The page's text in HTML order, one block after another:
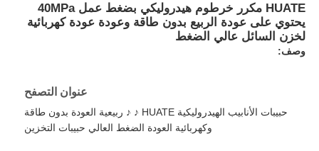
HUATE مكرر خرطوم هيدروليكي بضغط عمل 40MPa
يحتوي على عودة الربيع بدون طاقة وعودة عودة كهربائية
لخزن السائل عالي الضغط
وصف:
عنوان التصفح
حبيبات الأنابيب الهيدروليكية HUATE ♪ ♪ ربيعية العودة بدون طاقة
وكهربائية العودة الضغط العالي حبيبات التخزين